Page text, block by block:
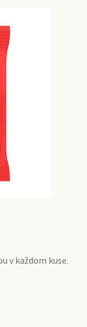
v každom kuse.